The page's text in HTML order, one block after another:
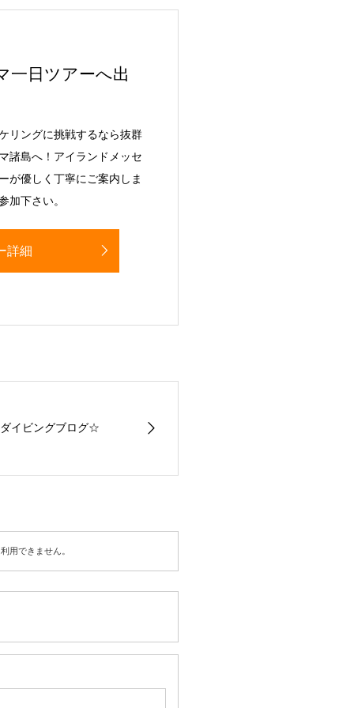
一日ツアーへ出
リングに挑戦するなら抜群
諸島へ！アイランドメッセ
が優しく丁寧にご案内しま
加下さい。
詳細
イビングブログ☆
用できません。